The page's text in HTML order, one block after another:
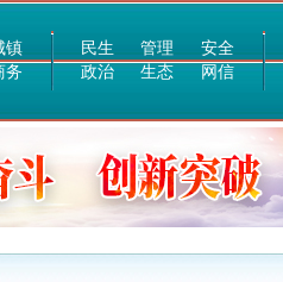
镇
务
民生 管理
安全
政治
生态 网信